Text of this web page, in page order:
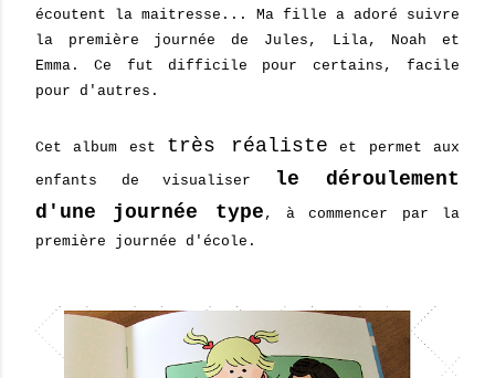
écoutent la maitresse... Ma fille a adoré suivre
la première journée de Jules, Lila, Noah et
Emma. Ce fut difficile pour certains, facile
pour d'autres.
Cet album est très réaliste et permet aux
enfants de visualiser
le déroulement
d'une journée type , à commencer par la
première journée d'école.